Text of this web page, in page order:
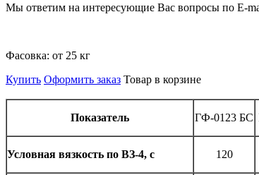
Мы ответим на интересующие Вас вопросы по E-
Фасовка: от 25 кг
Купить Оформить заказ Товар в корзине
Показатель ГФ-0123 БС
Условная вязкость по ВЗ-4, с 120